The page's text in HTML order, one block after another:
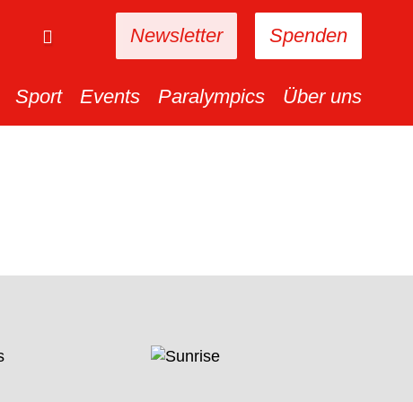
Spenden
Newsletter
Sport Events Paralympics Über uns